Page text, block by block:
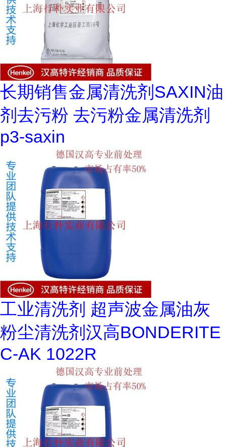
长期销售金属清洗剂SAXIN油
剂去污粉 去污粉金属清洗剂
p3-saxin
工业清洗剂 超声波金属油灰
粉尘清洗剂汉高BONDERITE
C-AK 1022R